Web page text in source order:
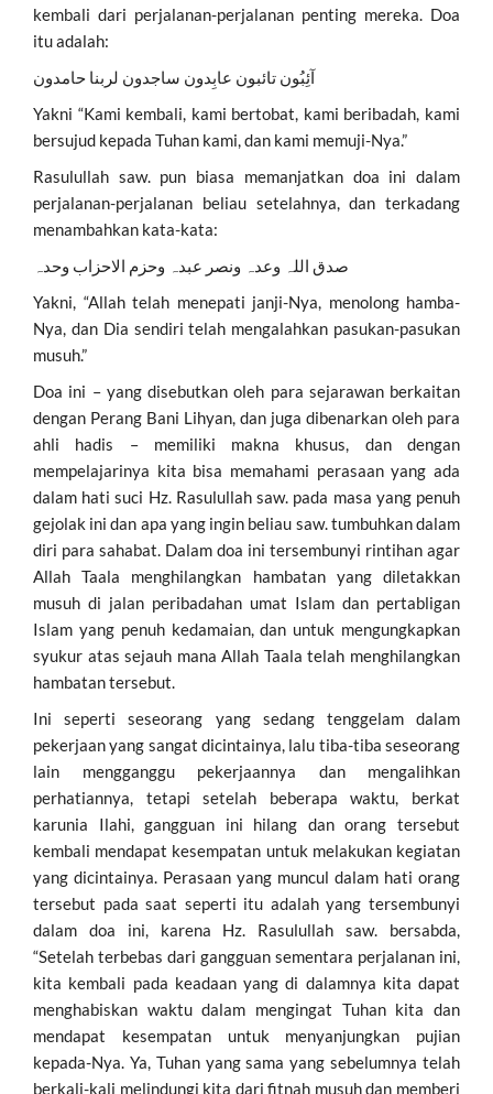
kembali dari perjalanan-perjalanan penting mereka. Doa
itu adalah:
آئِبُون تائبون عابِدون ساجدون لربنا حامدون
Yakni “Kami kembali, kami bertobat, kami beribadah, kami
bersujud kepada Tuhan kami, dan kami memuji-Nya.”
Rasulullah saw. pun biasa memanjatkan doa ini dalam
perjalanan-perjalanan beliau setelahnya, dan terkadang
menambahkan kata-kata:
صدق اللہ وعدہ ونصر عبدہ وحزم الاحزاب وحدہ
Yakni, “Allah telah menepati janji-Nya, menolong hamba-
Nya, dan Dia sendiri telah mengalahkan pasukan-pasukan
musuh.”
Doa ini – yang disebutkan oleh para sejarawan berkaitan
dengan Perang Bani Lihyan, dan juga dibenarkan oleh para
ahli hadis – memiliki makna khusus, dan dengan
mempelajarinya kita bisa memahami perasaan yang ada
dalam hati suci Hz. Rasulullah saw. pada masa yang penuh
gejolak ini dan apa yang ingin beliau saw. tumbuhkan dalam
diri para sahabat. Dalam doa ini tersembunyi rintihan agar
Allah Taala menghilangkan hambatan yang diletakkan
musuh di jalan peribadahan umat Islam dan pertabligan
Islam yang penuh kedamaian, dan untuk mengungkapkan
syukur atas sejauh mana Allah Taala telah menghilangkan
hambatan tersebut.
Ini seperti seseorang yang sedang tenggelam dalam
pekerjaan yang sangat dicintainya, lalu tiba-tiba seseorang
lain mengganggu pekerjaannya dan mengalihkan
perhatiannya, tetapi setelah beberapa waktu, berkat
karunia Ilahi, gangguan ini hilang dan orang tersebut
kembali mendapat kesempatan untuk melakukan kegiatan
yang dicintainya. Perasaan yang muncul dalam hati orang
tersebut pada saat seperti itu adalah yang tersembunyi
dalam doa ini, karena Hz. Rasulullah saw. bersabda,
“Setelah terbebas dari gangguan sementara perjalanan ini,
kita kembali pada keadaan yang di dalamnya kita dapat
menghabiskan waktu dalam mengingat Tuhan kita dan
mendapat kesempatan untuk menyanjungkan pujian
kepada-Nya. Ya, Tuhan yang sama yang sebelumnya telah
berkali-kali melindungi kita dari fitnah musuh dan memberi